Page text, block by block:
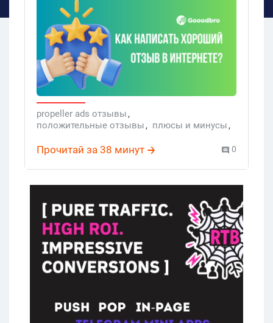
отблагодарить за все хорошее? Валюта
"дай обниму" в сети не слишком
ценится, а вот оставить публичный
отзыв о работе — будет весомой
благодарностью сегодня. Но какие есть
правила в написание отзывов, как
сделать свой отзыв действительно
полезным для других? Давай выясним.
propeller ads отзывы,
положительные отзывы, плюсы и минусы,
Прочитай за 38 минут 0